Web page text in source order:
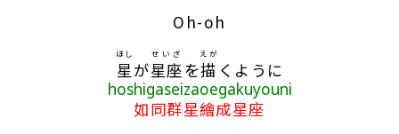
Oh-oh
星
ほし
が星座
せいざ
を描
えが
くように
hoshigaseizaoegakuyouni
如同群星繪成星座